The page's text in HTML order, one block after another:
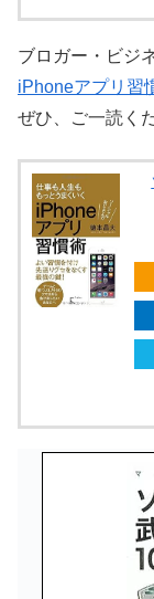
ブロガー・ビジ
iPhoneアプリ習
ぜひ、ご一読く